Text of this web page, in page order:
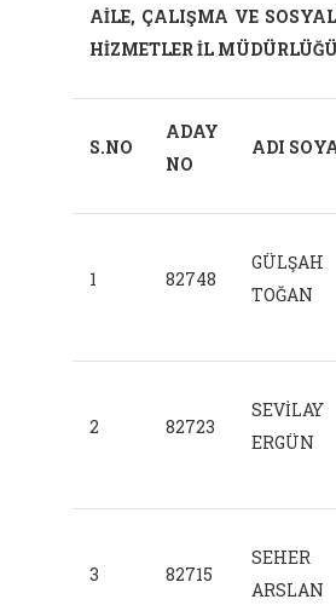
AİLE, ÇALIŞMA VE
HİZMETLER İL
S.NO
ADAY
NO
ADI
1 82748
GÜLŞAH
TOĞAN
2 82723
SEVİLAY
ERGÜN
3 82715
SEHER
ARSLAN